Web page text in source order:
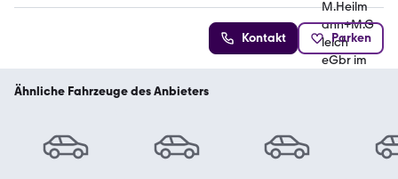
Kontakt Parken
Ähnliche Fahrzeuge des Anbieters